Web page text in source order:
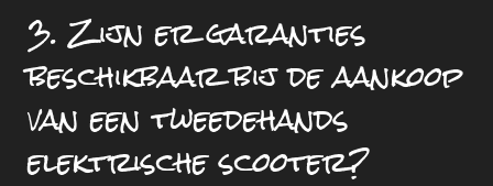
3. Zijn er garanties
beschikbaar bij de aankoop
van een tweedehands
elektrische scooter?